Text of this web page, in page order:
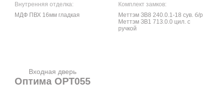
Внутренняя отделка:
МДФ ПВХ 16мм гладкая
Комплект замков:
Меттэм ЗВ8 240.0.1-18 сув. б/р
Меттэм ЗВ1 713.0.0 цил. с
ручкой
Входная дверь
Оптима OPT055